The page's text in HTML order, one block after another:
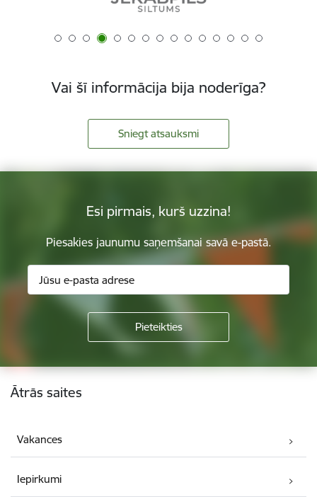
Vai šī informācija bija noderīga?
Sniegt atsauksmi
Esi pirmais, kurš uzzina!
Piesakies jaunumu saņemšanai savā e-pastā.
Kājene
Ātrās saites
Vakances
Iepirkumi